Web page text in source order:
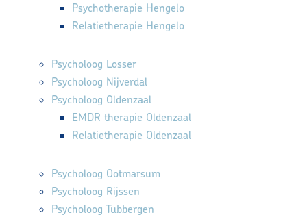
Psychotherapie Hengelo
Relatietherapie Hengelo
Psycholoog Losser
Psycholoog Nijverdal
Psycholoog Oldenzaal
EMDR therapie Oldenzaal
Relatietherapie Oldenzaal
Psycholoog Ootmarsum
Psycholoog Rijssen
Psycholoog Tubbergen